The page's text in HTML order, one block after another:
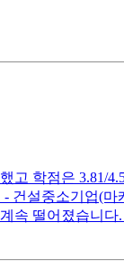
고 학점은 3.81/
건설중소기업(
속 떨어졌습니